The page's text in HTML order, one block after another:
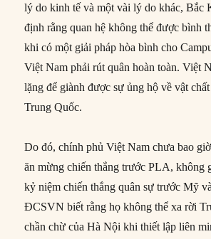
lý do kinh tế và một vài lý do khác, Bắc
định rằng quan hệ không thể được bình
khi có một giải pháp hòa bình cho
Việt Nam phải rút quân hoàn toàn. Việt
lặng để giành được sự ủng hộ về vật
Trung Quốc.
Do đó, chính phủ Việt Nam chưa bao
ăn mừng chiến thắng trước PLA, không
kỷ niệm chiến thắng quân sự trước Mỹ
ĐCSVN biết rằng họ không thể xa rời
chần chừ của Hà Nội khi thiết lập liên